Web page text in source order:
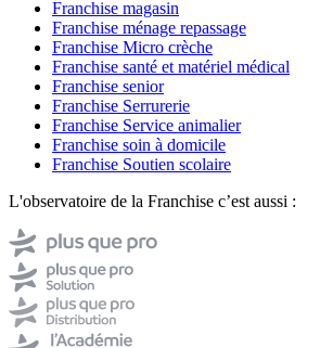
Franchise magasin
Franchise ménage repassage
Franchise Micro crèche
Franchise santé et matériel médical
Franchise senior
Franchise Serrurerie
Franchise Service animalier
Franchise soin à domicile
Franchise Soutien scolaire
L'observatoire de la Franchise c’est aussi :